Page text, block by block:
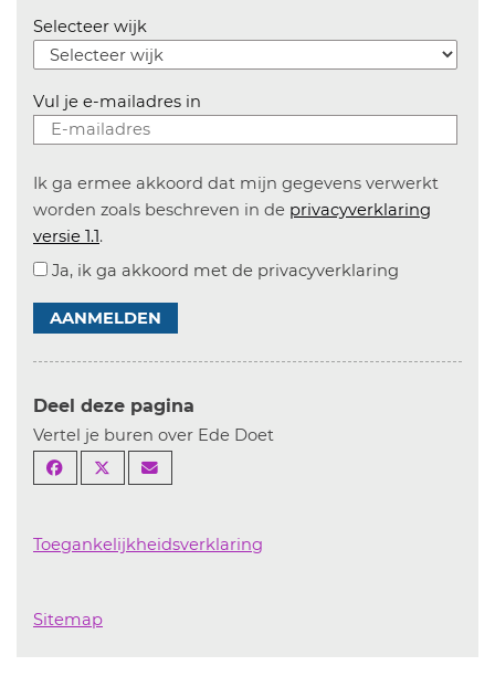
Selecteer wijk
Vul je e-mailadres in
Ik ga ermee akkoord dat mijn gegevens verwerkt
worden zoals beschreven in de privacyverklaring
versie 1.1.
Ja, ik ga akkoord met de privacyverklaring
AANMELDEN
Deel deze pagina
Vertel je buren over Ede Doet
Toegankelijkheidsverklaring
Sitemap